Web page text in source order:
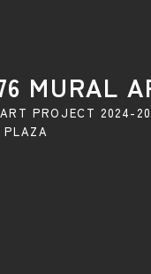
MURAL
PROJECT 2024-
PLAZA